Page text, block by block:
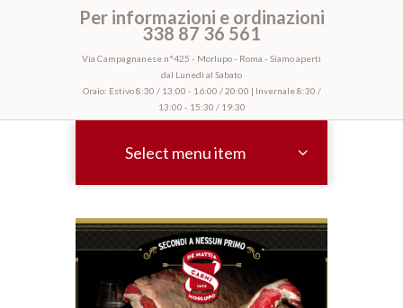
Per informazioni e ordinazioni
338 87 36 561
Via Campagnanese n°425 - Morlupo - Roma - Siamo aperti
dal Lunedì al Sabato
Oraio: Estivo 8:30 / 13:00 - 16:00 / 20:00 | Invernale 8:30 /
13:00 - 15:30 / 19:30
Select menu item